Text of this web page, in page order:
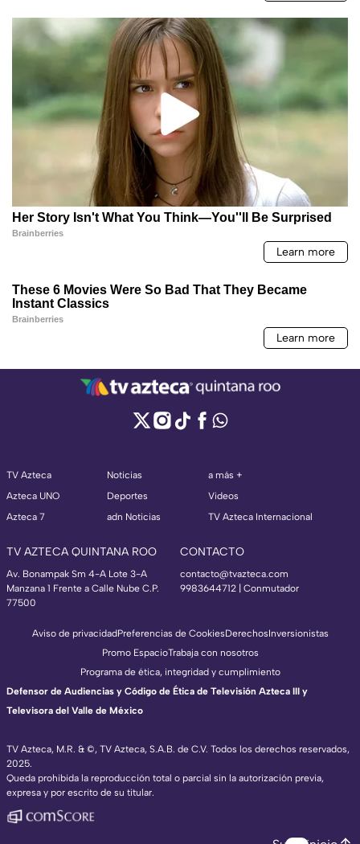
TV Azteca
Azteca UNO
Azteca 7
Noticias
Deportes
adn Noticias
a más +
Videos
TV Azteca Internacional
TV AZTECA QUINTANA ROO
Av. Bonampak Sm 4-A Lote 3-A
Manzana 1 Frente a Calle Nube C.P.
77500
CONTACTO
contacto@tvazteca.com
9983644712 | Conmutador
TV Azteca, M.R. & ©, TV Azteca, S.A.B. de C.V. Todos los derechos reservados,
2025.
Queda prohibida la reproducción total o parcial sin la autorización previa,
expresa y por escrito de su titular.
Aviso de privacidadPreferencias de CookiesDerechosInversionistas
Promo EspacioTrabaja con nosotros
Programa de ética, integridad y cumplimiento
Defensor de Audiencias y Código de Ética de Televisión Azteca III y
Televisora del Valle de México